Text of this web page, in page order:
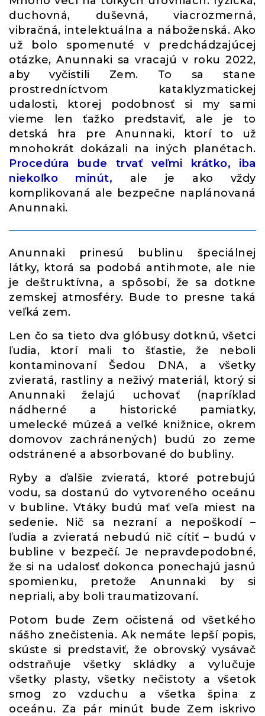
duchovná, duševná, viacrozmerná,
vibračná, intelektuálna a náboženská. Ako
už bolo spomenuté v predchádzajúcej
otázke, Anunnaki sa vracajú v roku 2022,
aby vyčistili Zem. To sa stane
prostredníctvom kataklyzmatickej
udalosti, ktorej podobnosť si my sami
vieme len ťažko predstaviť, ale je to
detská hra pre Anunnaki, ktorí to už
mnohokrát dokázali na iných planétach.
Procedúra bude trvať veľmi krátko, iba
niekoľko minút, ale je ako vždy
komplikovaná ale bezpečne naplánovaná
Anunnaki.
Anunnaki prinesú bublinu špeciálnej
látky, ktorá sa podobá antihmote, ale nie
je deštruktívna, a spôsobí, že sa dotkne
zemskej atmosféry. Bude to presne taká
veľká zem.
Len čo sa tieto dva glóbusy dotknú, všetci
ľudia, ktorí mali to šťastie, že neboli
kontaminovaní Šedou DNA, a všetky
zvieratá, rastliny a neživý materiál, ktorý si
Anunnaki želajú uchovať (napríklad
nádherné a historické pamiatky,
umelecké múzeá a veľké knižnice, okrem
domovov zachránených) budú zo zeme
odstránené a absorbované do bubliny.
Ryby a ďalšie zvieratá, ktoré potrebujú
vodu, sa dostanú do vytvoreného oceánu
v bubline. Vtáky budú mať veľa miest na
sedenie. Nič sa nezraní a nepoškodí –
ľudia a zvieratá nebudú nič cítiť – budú v
bubline v bezpečí. Je nepravdepodobné,
že si na udalosť dokonca ponechajú jasnú
spomienku, pretože Anunnaki by si
nepriali, aby boli traumatizovaní.
Potom bude Zem očistená od všetkého
nášho znečistenia. Ak nemáte lepší popis,
skúste si predstaviť, že obrovský vysávač
odstraňuje všetky skládky a vylučuje
všetky plasty, všetky nečistoty a všetok
smog zo vzduchu a všetka špina z
oceánu. Za pár minút bude Zem iskrivo